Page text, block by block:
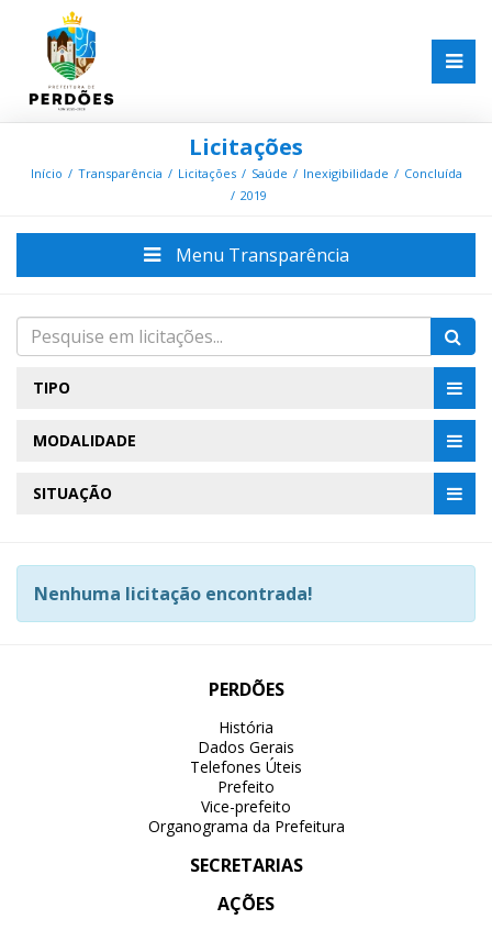
Licitações
Início Transparência Licitações Saúde Inexigibilidade
Concluída
2019
Menu Transparência
TIPO
MODALIDADE
SITUAÇÃO
Nenhuma licitação encontrada!
PERDÕES
História
Dados Gerais
Telefones Úteis
Prefeito
Vice-prefeito
Organograma da Prefeitura
SECRETARIAS
AÇÕES